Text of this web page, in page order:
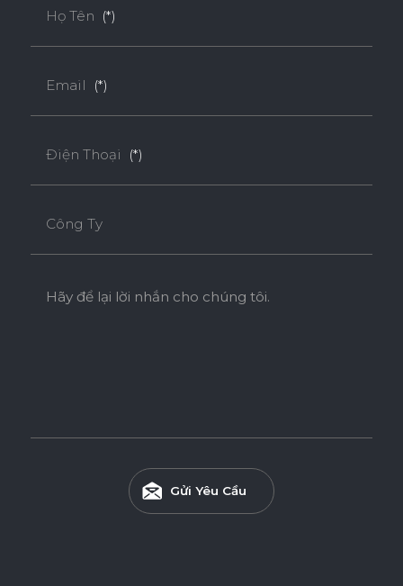
Họ Tên (*)
Email (*)
Điện Thoại (*)
Công Ty
Hãy để lại lời nhắn cho chúng tôi.
Gửi Yêu Cầu